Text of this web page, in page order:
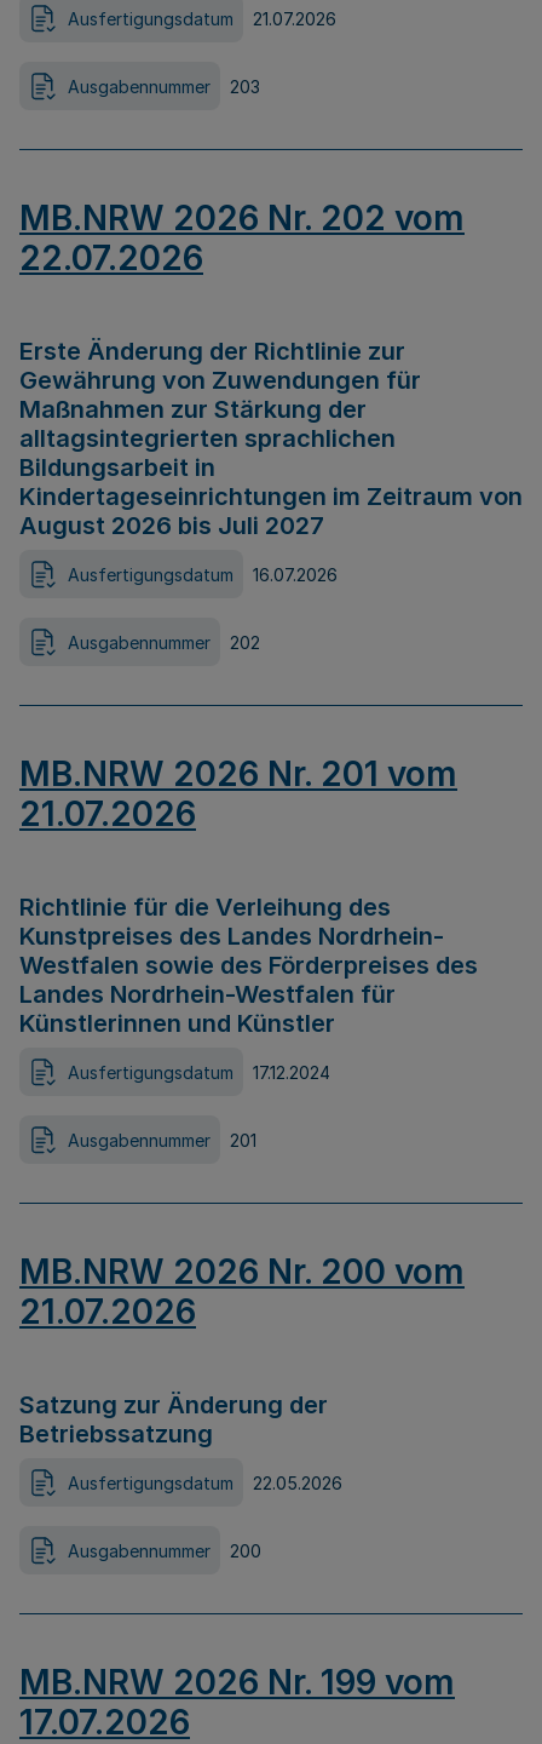
Ausfertigungsdatum 21.07.2026
Ausgabennummer 203
MB.NRW 2026 Nr. 202 vom
22.07.2026
Erste Änderung der Richtlinie zur
Gewährung von Zuwendungen für
Maßnahmen zur Stärkung der
alltagsintegrierten sprachlichen
Bildungsarbeit in
Kindertageseinrichtungen im Zeitraum von
August 2026 bis Juli 2027
Ausfertigungsdatum 16.07.2026
Ausgabennummer 202
MB.NRW 2026 Nr. 201 vom
21.07.2026
Richtlinie für die Verleihung des
Kunstpreises des Landes Nordrhein-
Westfalen sowie des Förderpreises des
Landes Nordrhein-Westfalen für
Künstlerinnen und Künstler
Ausfertigungsdatum 17.12.2024
Ausgabennummer 201
MB.NRW 2026 Nr. 200 vom
21.07.2026
Satzung zur Änderung der
Betriebssatzung
Ausfertigungsdatum 22.05.2026
Ausgabennummer 200
MB.NRW 2026 Nr. 199 vom
17.07.2026